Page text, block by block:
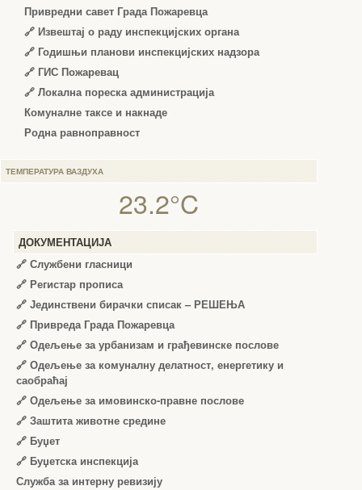
Привредни савет Града Пожаревца
🔗 Извештај о раду инспекцијских органа
🔗 Годишњи планови инспекцијских надзора
🔗 ГИС Пожаревац
🔗 Локална пореска администрација
Комуналне таксе и накнаде
Родна равноправност
ТЕМПЕРАТУРА ВАЗДУХА
23.2°C
ДОКУМЕНТАЦИЈА
🔗 Службени гласници
🔗 Регистар прописа
🔗 Јединствени бирачки списак – РЕШЕЊА
🔗 Привреда Града Пожаревца
🔗 Одељење за урбанизам и грађевинске послове
🔗 Одељење за комуналну делатност, енергетику и
саобраћај
🔗 Одељење за имовинско-правне послове
🔗 Заштита животне средине
🔗 Буџет
🔗 Буџетска инспекција
Служба за интерну ревизију